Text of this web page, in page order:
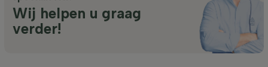
Wij helpen u graag
verder!